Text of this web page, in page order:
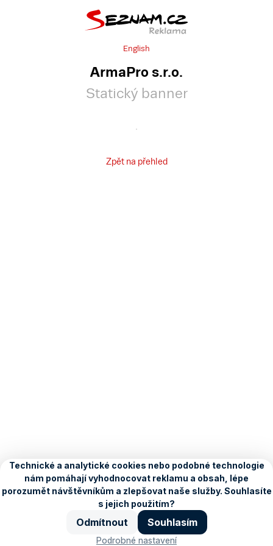
English
ArmaPro s.r.o.
Statický banner
Zpět na přehled
Kariéra Blog Ochrana údajů
personalizace
Copyright © 1996–2026, Seznam.cz, a.s.